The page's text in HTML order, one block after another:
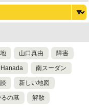
山口真由 障害
Hanada 南スーダン
新しい地図
るの墓 解散